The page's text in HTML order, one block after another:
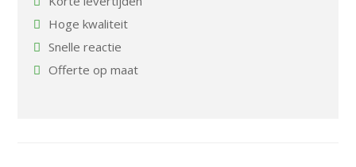
Hoge kwaliteit
Snelle reactie
Offerte op maat